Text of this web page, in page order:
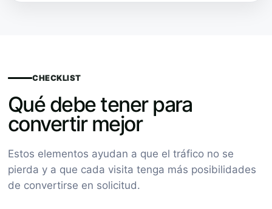
CHECKLIST
Qué debe tener para
convertir mejor
Estos elementos ayudan a que el tráfico no se
pierda y a que cada visita tenga más posibilidades
de convertirse en solicitud.